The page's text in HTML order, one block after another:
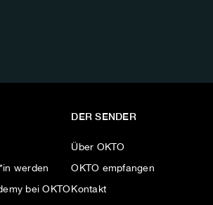
werden
bei OKTO
DER SENDER
Über OKTO
OKTO empfangen
Kontakt